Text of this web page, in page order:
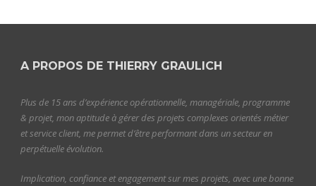
A PROPOS DE THIERRY GRAULICH
Plus de 15 ans d’expérience opérationnelle, managériale, programme
& projet, mon aptitude à gérer des projets complexes orientés métier
et service client, me permet d’être performant dans un secteur en
perpétuelle évolution.
Implication, confiance et engagement sur mes projets, avec une bonne